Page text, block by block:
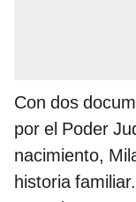
Con dos
por el Poder
nacimiento,
historia